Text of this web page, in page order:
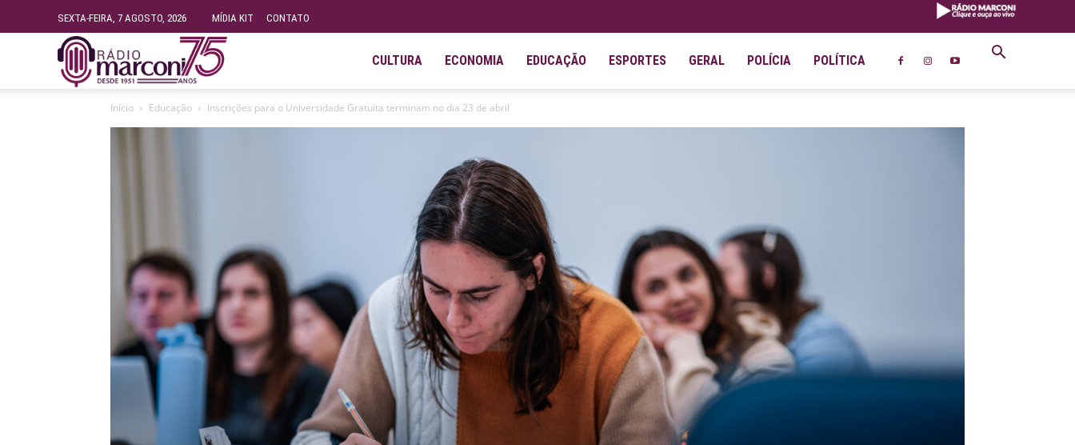
SEXTA-FEIRA, 7 AGOSTO, 2026 MÍDIA KIT CONTATO
Fundação
FM
99.9
MHZ
CULTURA ECONOMIA EDUCAÇÃO ESPORTES GERAL POLÍCIA POLÍTICA
Início Educação Inscrições para o Universidade Gratuita terminam no dia 23 de abril